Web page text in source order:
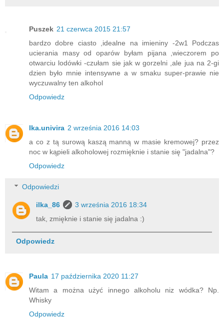
Puszek 21 czerwca 2015 21:57
bardzo dobre ciasto ,idealne na imieniny -2w1 Podczas
ucierania masy od oparów byłam pijana ,wieczorem po
otwarciu lodówki -czułam sie jak w gorzelni ,ale jua na 2-gi
dzien było mnie intensywne a w smaku super-prawie nie
wyczuwalny ten alkohol
Odpowiedz
Ika.univira 2 września 2016 14:03
a co z tą surową kaszą manną w masie kremowej? przez
noc w kąpieli alkoholowej rozmięknie i stanie się "jadalna"?
Odpowiedz
Odpowiedzi
ilka_86
3 września 2016 18:34
tak, zmięknie i stanie się jadalna :)
Odpowiedz
Paula 17 października 2020 11:27
Witam a można użyć innego alkoholu niz wódka? Np.
Whisky
Odpowiedz